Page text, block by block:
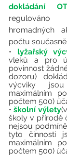
dokládání
hromadných
počtu
• lyžařský
vleků a pro
povinnost
dozoru)
výcviky
maximálním
počtem 500)
• školní výlety
školy v přírodě
nejsou
tyto činnosti
maximálním
počtem 500)